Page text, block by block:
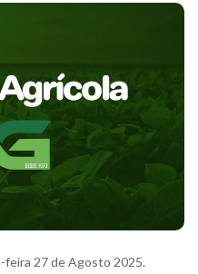
27 de Agosto 2025.